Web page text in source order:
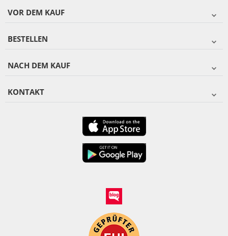
VOR DEM KAUF
BESTELLEN
NACH DEM KAUF
KONTAKT